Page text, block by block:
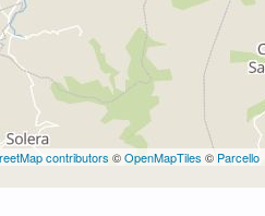
contributors ©OpenMapTiles © Parcello